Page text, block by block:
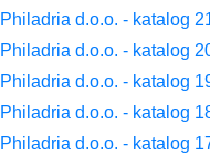
Philadria d.o.o. - katalog
Philadria d.o.o. - katalog
Philadria d.o.o. - katalog
Philadria d.o.o. - katalog
Philadria d.o.o. - katalog